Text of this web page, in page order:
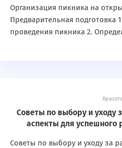
Организация пикника на
Предварительная подготовка
проведения пикника 2.
Советы по выбору и уходу
аспекты для успешного
Советы по выбору и уходу за